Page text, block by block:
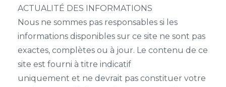
ACTUALITÉ DES INFORMATIONS
Nous ne sommes pas responsables si les
informations disponibles sur ce site ne sont pas
exactes, complètes ou à jour. Le contenu de ce
site est fourni à titre indicatif
uniquement et ne devrait pas constituer votre